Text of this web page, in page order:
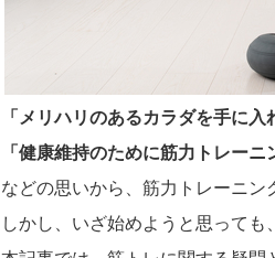
「メリハリのあるカラダを手に入
「健康維持のために筋力トレーニ
などの思いから、筋力トレーニン
しかし、いざ始めようと思って